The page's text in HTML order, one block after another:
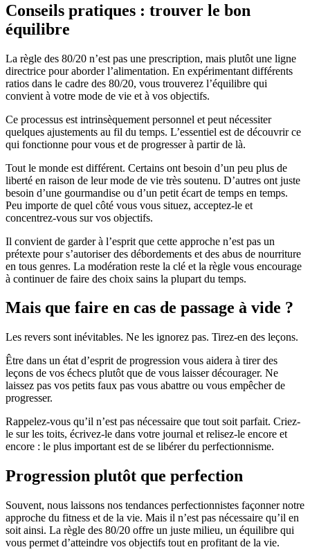
Conseils pratiques : trouver le bon
équilibre
La règle des 80/20 n’est pas une prescription, mais plutôt une ligne
directrice pour aborder l’alimentation. En expérimentant différents
ratios dans le cadre des 80/20, vous trouverez l’équilibre qui
convient à votre mode de vie et à vos objectifs.
Ce processus est intrinsèquement personnel et peut nécessiter
quelques ajustements au fil du temps. L’essentiel est de découvrir ce
qui fonctionne pour vous et de progresser à partir de là.
Tout le monde est différent. Certains ont besoin d’un peu plus de
liberté en raison de leur mode de vie très soutenu. D’autres ont juste
besoin d’une gourmandise ou d’un petit écart de temps en temps.
Peu importe de quel côté vous vous situez, acceptez-le et
concentrez-vous sur vos objectifs.
Il convient de garder à l’esprit que cette approche n’est pas un
prétexte pour s’autoriser des débordements et des abus de nourriture
en tous genres. La modération reste la clé et la règle vous encourage
à continuer de faire des choix sains la plupart du temps.
Mais que faire en cas de passage à vide ?
Les revers sont inévitables. Ne les ignorez pas. Tirez-en des leçons.
Être dans un état d’esprit de progression vous aidera à tirer des
leçons de vos échecs plutôt que de vous laisser décourager. Ne
laissez pas vos petits faux pas vous abattre ou vous empêcher de
progresser.
Rappelez-vous qu’il n’est pas nécessaire que tout soit parfait. Criez-
le sur les toits, écrivez-le dans votre journal et relisez-le encore et
encore : le plus important est de se libérer du perfectionnisme.
Progression plutôt que perfection
Souvent, nous laissons nos tendances perfectionnistes façonner notre
approche du fitness et de la vie. Mais il n’est pas nécessaire qu’il en
soit ainsi. La règle des 80/20 offre un juste milieu, un équilibre qui
vous permet d’atteindre vos objectifs tout en profitant de la vie.